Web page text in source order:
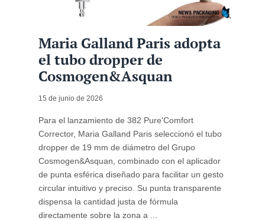
Maria Galland Paris adopta
el tubo dropper de
Cosmogen&Asquan
15 de junio de 2026
Para el lanzamiento de 382 Pure'Comfort
Corrector, Maria Galland Paris seleccionó el tubo
dropper de 19 mm de diámetro del Grupo
Cosmogen&Asquan, combinado con el aplicador
de punta esférica diseñado para facilitar un gesto
circular intuitivo y preciso. Su punta transparente
dispensa la cantidad justa de fórmula
directamente sobre la zona a ...